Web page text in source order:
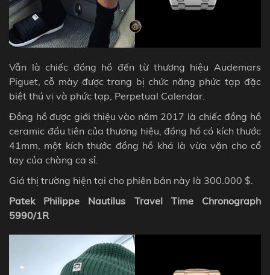
Vẫn là chiếc đồng hồ đến từ thương hiệu Audemars
Piguet, cỗ mày được trang bị chức năng phức tạp đặc
biệt thú vị và phức tạp, Perpetual Calendar.
Đồng hồ được giới thiệu vào năm 2017 là chiếc đồng hồ
ceramic đầu tiên của thương hiệu, đồng hồ có kích thước
41mm, một kích thước đồng hồ khá là vừa vặn cho cổ
tay của chàng ca sỉ.
Giá thị trường hiện tại cho phiên bản này là 300.000 $.
Patek Philippe Nautilus Travel Time Chronograph
5990/1R